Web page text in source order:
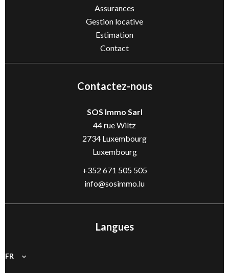
Assurances
Gestion locative
Estimation
Contact
Contactez-nous
SOS Immo Sarl
44 rue Wiltz
2734 Luxembourg
Luxembourg
+352 671 505 505
info@sosimmo.lu
Langues
FR